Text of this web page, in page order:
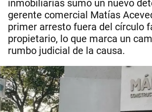
inmobiliarias sumó un nuevo
gerente comercial Matías
primer arresto fuera del círculo
propietario, lo que marca un
rumbo judicial de la causa.